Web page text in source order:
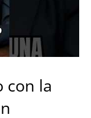
con la